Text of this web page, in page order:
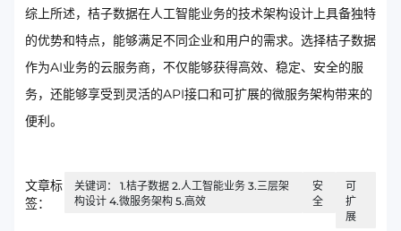
综上所述，桔子数据在人工智能业务的技术架构设计上具备独特
的优势和特点，能够满足不同企业和用户的需求。选择桔子数据
作为AI业务的云服务商，不仅能够获得高效、稳定、安全的服
务，还能够享受到灵活的API接口和可扩展的微服务架构带来的
便利。
文章标
签：
关键词： 1.桔子数据 2.人工智能业务 3.三层架
构设计 4.微服务架构 5.高效
安
全
可
扩
展